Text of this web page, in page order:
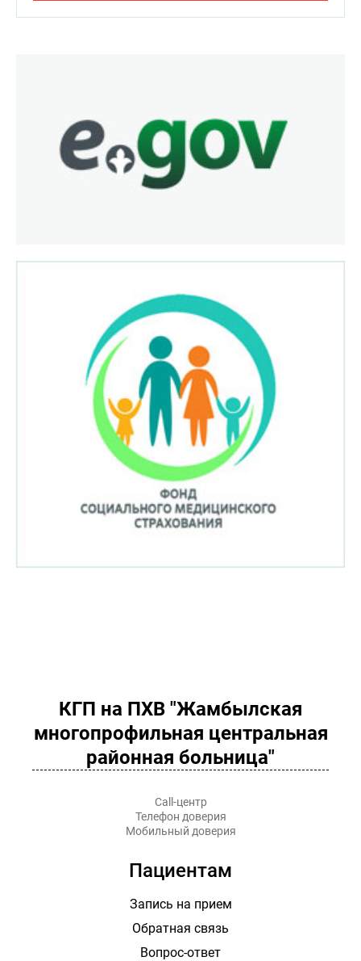
КГП на ПХВ "Жамбылская
многопрофильная центральная
районная больница"
Call-центр
Телефон доверия
Мобильный доверия
Пациентам
Запись на прием
Обратная связь
Вопрос-ответ